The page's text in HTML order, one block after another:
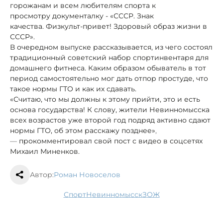
горожанам и всем любителям спорта к
просмотру документалку - «СССР. Знак
качества. Физкульт-привет! Здоровый образ жизни в
СССР».
В очередном выпуске рассказывается, из чего состоял
традиционный советский набор спортинвентаря для
домашнего фитнеса. Каким образом обыватель в тот
период самостоятельно мог дать отпор простуде, что
такое нормы ГТО и как их сдавать.
«Считаю, что мы должны к этому прийти, это и есть
основа государства! К слову, жители Невинномысска
всех возрастов уже второй год подряд активно сдают
нормы ГТО, об этом расскажу позднее»,
— прокомментировал свой пост с видео в соцсетях
Михаил Миненков.
Автор:Роман Новоселов
спорт Невинномысск ЗОЖ